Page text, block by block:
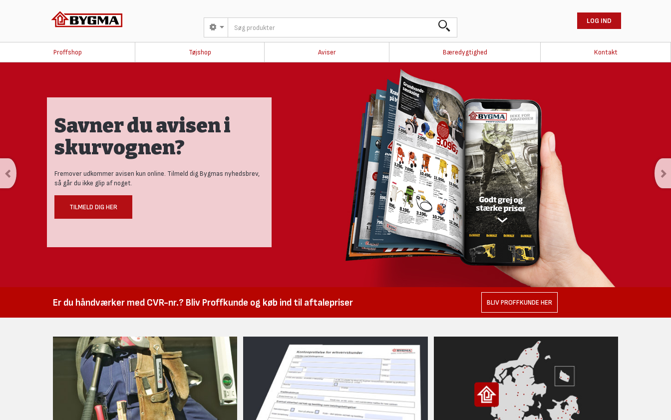
LOG IND
Proffshop Tøjshop Aviser Bæredygtighed Kontakt
Savner du avisen i
skurvognen?
Fremover udkommer avisen kun online. Tilmeld dig Bygmas nyhedsbrev,
så går du ikke glip af noget.
TILMELD DIG HER
Er du håndværker med CVR-nr.? Bliv Proffkunde og køb ind til aftalepriser BLIV PROFFKUNDE HER